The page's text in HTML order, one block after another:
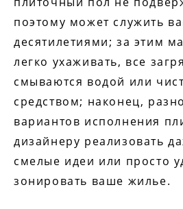
поэтому может служить
десятилетиями; за этим
легко ухаживать, все
смываются водой или
средством; наконец,
вариантов исполнения
дизайнеру реализовать
смелые идеи или просто
зонировать ваше жилье.